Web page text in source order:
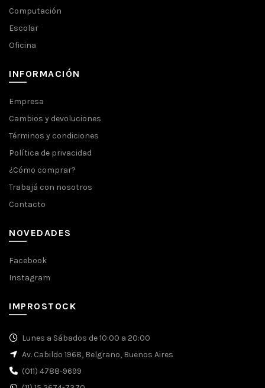
Computación
Escolar
Oficina
INFORMACIÓN
Empresa
Cambios y devoluciones
Términos y condiciones
Política de privacidad
¿Cómo comprar?
Trabajá con nosotros
Contacto
NOVEDADES
Facebook
Instagram
IMPROSTOCK
Lunes a Sábados de 10:00 a 20:00
Av. Cabildo 1968, Belgrano, Buenos Aires
(011) 4788-9699